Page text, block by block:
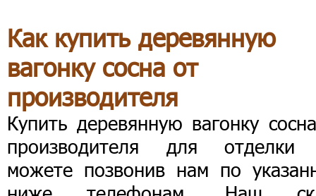
Как купить деревянную
вагонку сосна от
производителя
Купить деревянную вагонку
производителя для
можете позвонив нам по